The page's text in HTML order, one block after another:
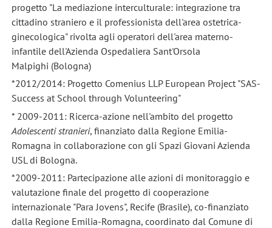
progetto "La mediazione interculturale: integrazione tra
cittadino straniero e il professionista dell'area ostetrica-
ginecologica" rivolta agli operatori dell'area materno-
infantile dell'Azienda Ospedaliera Sant'Orsola
Malpighi (Bologna)
*2012/2014: Progetto Comenius LLP European Project "SAS-
Success at School through Volunteering"
* 2009-2011: Ricerca-azione nell'ambito del progetto
Adolescenti stranieri, finanziato dalla Regione Emilia-
Romagna in collaborazione con gli Spazi Giovani Azienda
USL di Bologna.
*2009-2011: Partecipazione alle azioni di monitoraggio e
valutazione finale del progetto di cooperazione
internazionale "Para Jovens", Recife (Brasile), co-finanziato
dalla Regione Emilia-Romagna, coordinato dal Comune di